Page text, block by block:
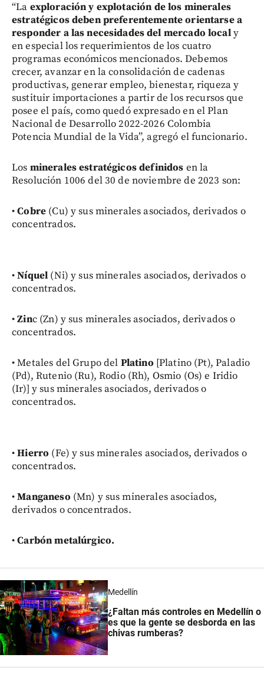
“La exploración y explotación de los minerales
estratégicos deben preferentemente orientarse a
responder a las necesidades del mercado localy
en especial los requerimientos de los cuatro
programas económicos mencionados. Debemos
crecer, avanzar en la consolidación de cadenas
productivas, generar empleo, bienestar, riqueza y
sustituir importaciones a partir de los recursos que
posee el país, como quedó expresado en el Plan
Nacional de Desarrollo 2022-2026 Colombia
Potencia Mundial de la Vida”, agregó el funcionario.
Los minerales estratégicos definidos en la
Resolución 1006 del 30 de noviembre de 2023 son:
•Cobre (Cu) y sus minerales asociados, derivados o
concentrados.
•Níquel (Ni) y sus minerales asociados, derivados o
concentrados.
•Zinc (Zn) y sus minerales asociados, derivados o
concentrados.
• Metales del Grupo del Platino [Platino (Pt), Paladio
(Pd), Rutenio (Ru), Rodio (Rh), Osmio (Os) e Iridio
(Ir)] y sus minerales asociados, derivados o
concentrados.
•Hierro (Fe) y sus minerales asociados, derivados o
concentrados.
•Manganeso (Mn) y sus minerales asociados,
derivados o concentrados.
•Carbón metalúrgico.
Medellín
¿Faltan más controles en Medellín o
es que la gente se desborda en las
chivas rumberas?